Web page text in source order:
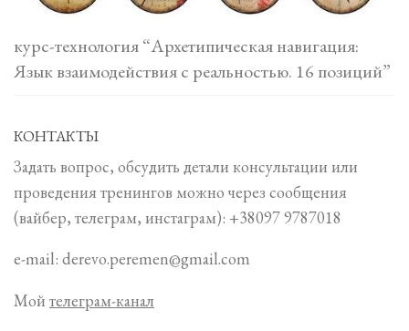
курс-технология “Архетипическая навигация:
Язык взаимодействия с реальностью. 16 позиций”
КОНТАКТЫ
Задать вопрос, обсудить детали консультации или
проведения тренингов можно через сообщения
(вайбер, телеграм, инстаграм): +38097 9787018
e-mail: derevo.peremen@gmail.com
Мой телеграм-канал